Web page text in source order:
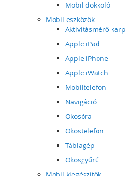
Mobil dokkoló
Mobil eszközök
Aktivitásmérő
Apple iPad
Apple iPhone
Apple iWatch
Mobiltelefon
Navigáció
Okosóra
Okostelefon
Táblagép
Okosgyűrű